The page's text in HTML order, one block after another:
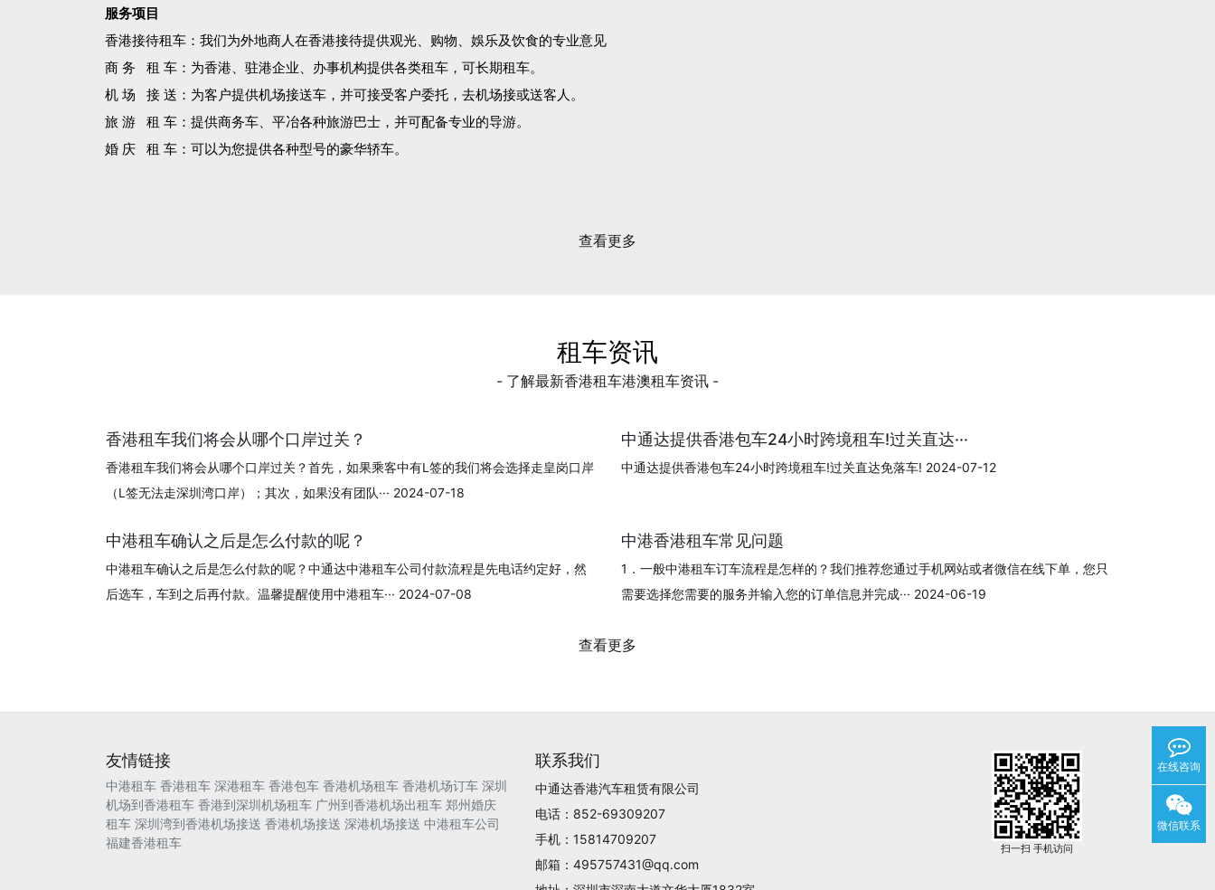
服务项目
香港接待租车：我们为外地商人在香港接待提供观光、购物、娛乐及饮食的专业意见
商 务 租 车：为香港、驻港企业、办事机构提供各类租车，可长期租车。
机 场 接 送：为客户提供机场接送车，并可接受客户委托，去机场接或送客人。
旅 游 租 车：提供商务车、平冶各种旅游巴士，并可配备专业的导游。
婚 庆 租 车：可以为您提供各种型号的豪华轿车。
查看更多
租车资讯
- 了解最新香港租车港澳租车资讯 -
香港租车我们将会从哪个口岸过关？
香港租车我们将会从哪个口岸过关？首先，如果乘客中有L签的我们将会选择走皇岗口岸
（L签无法走深圳湾口岸）；其次，如果没有团队··· 2024-07-18
中通达提供香港包车24小时跨境租车!过关直达···
中通达提供香港包车24小时跨境租车!过关直达免落车! 2024-07-12
中港租车确认之后是怎么付款的呢？
中港租车确认之后是怎么付款的呢？中通达中港租车公司付款流程是先电话约定好，然
后选车，车到之后再付款。温馨提醒使用中港租车··· 2024-07-08
中港香港租车常见问题
1．一般中港租车订车流程是怎样的？我们推荐您通过手机网站或者微信在线下单，您只
需要选择您需要的服务并输入您的订单信息并完成··· 2024-06-19
查看更多
友情链接
中港租车 香港租车 深港租车 香港包车 香港机场租车 香港机场订车 深圳
机场到香港租车 香港到深圳机场租车 广州到香港机场出租车 郑州婚庆
租车 深圳湾到香港机场接送 香港机场接送 深港机场接送 中港租车公司
福建香港租车
联系我们
中通达香港汽车租赁有限公司
电话：852-69309207
手机：15814709207
邮箱：495757431@qq.com
扫一扫 手机访问
在线咨询
微信联系